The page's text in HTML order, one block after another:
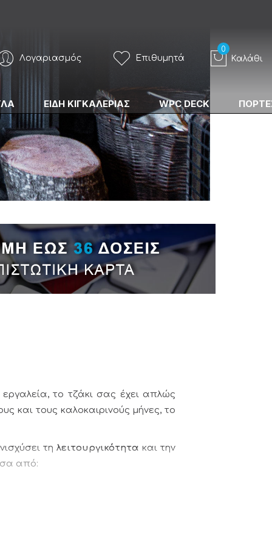
Λογαριασμός Επιθυμητά Καλάθι
ΕΙΔΗ ΚΙΓΚΑΛΕΡΙΑΣ WPC DECK
το τζάκι σας έχει απλώς
και τους καλοκαιρινούς μήνες, το
τηλειτουργικότητα και την
από: